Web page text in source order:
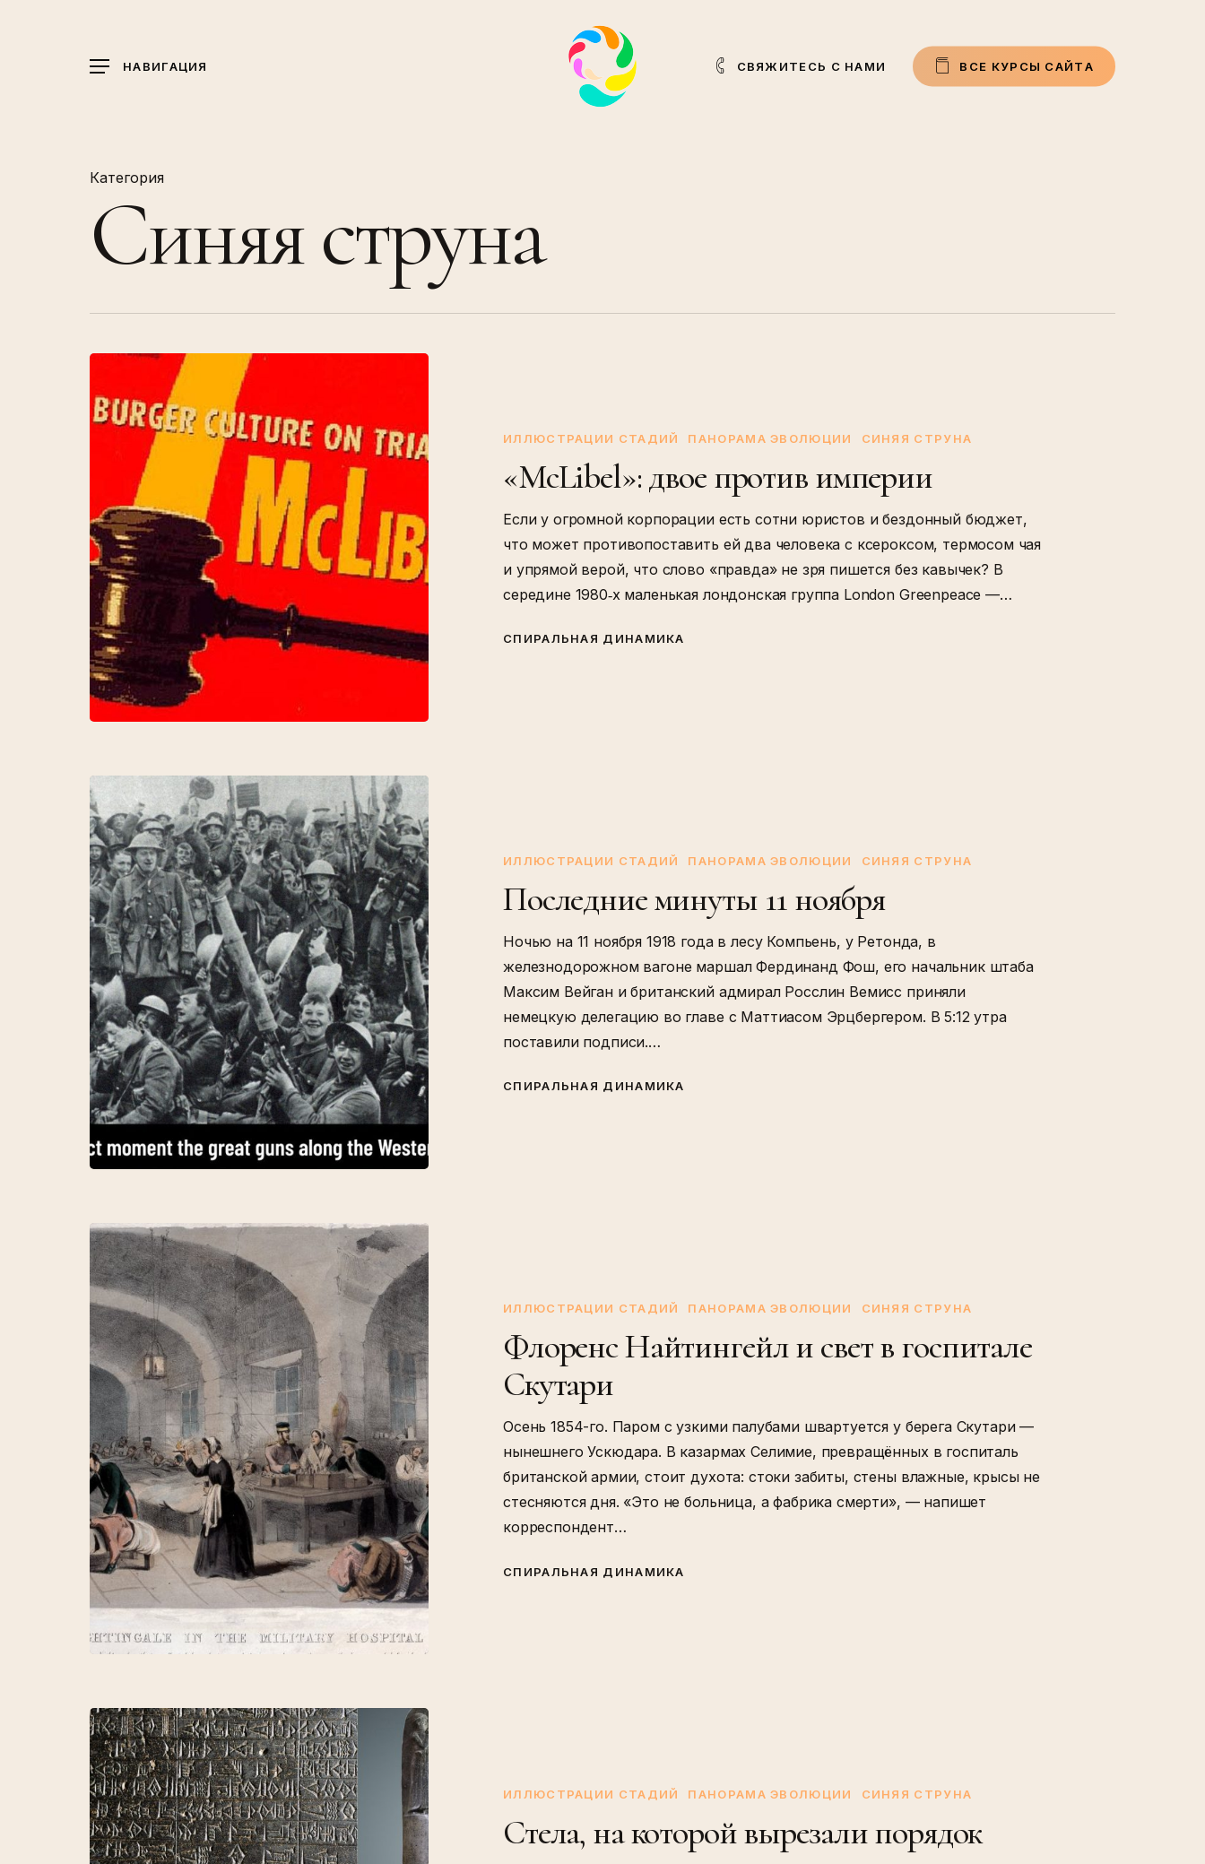
НАВИГАЦИЯ СВЯЖИТЕСЬ С НАМИ В СЕ КУР СЫ САЙТА
Категория
Синяя струна
ИЛЛЮСТРАЦИИ СТАДИЙ ПАНОРАМА ЭВОЛЮЦИИ СИНЯЯ СТРУНА
«McLibel»: двое против империи
Если у огромной корпорации есть сотни юристов и бездонный бюджет,
что может противопоставить ей два человека с ксероксом, термосом чая
и упрямой верой, что слово «правда» не зря пишется без кавычек? В
середине 1980‑х маленькая лондонская группа London Greenpeace —…
СПИРАЛЬНАЯ ДИНАМИКА
ИЛЛЮСТРАЦИИ СТАДИЙ ПАНОРАМА ЭВОЛЮЦИИ СИНЯЯ СТРУНА
Последние минуты 11 ноября
Ночью на 11 ноября 1918 года в лесу Компьень, у Ретонда, в
железнодорожном вагоне маршал Фердинанд Фош, его начальник штаба
Максим Вейган и британский адмирал Росслин Вемисс приняли
немецкую делегацию во главе с Маттиасом Эрцбергером. В 5:12 утра
поставили подписи.…
СПИРАЛЬНАЯ ДИНАМИКА
ИЛЛЮСТРАЦИИ СТАДИЙ ПАНОРАМА ЭВОЛЮЦИИ СИНЯЯ СТРУНА
Флоренс Найтингейл и свет в госпитале
Скутари
Осень 1854-го. Паром с узкими палубами швартуется у берега Скутари —
нынешнего Ускюдара. В казармах Селимие, превращённых в госпиталь
британской армии, стоит духота: стоки забиты, стены влажные, крысы не
стесняются дня. «Это не больница, а фабрика смерти», — напишет
корреспондент…
СПИРАЛЬНАЯ ДИНАМИКА
ИЛЛЮСТРАЦИИ СТАДИЙ ПАНОРАМА ЭВОЛЮЦИИ СИНЯЯ СТРУНА
Стела, на которой вырезали порядок